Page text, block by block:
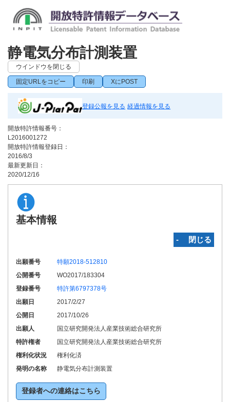
静電気分布計測装置
ウインドウを閉じる
固定URLをコピー 印刷 XにPOST
登録公報を見る 経過情報を見る
開放特許情報番号：
L2016001272
開放特許情報登録日：
2016/8/3
最新更新日：
2020/12/16
基本情報
‐ 閉じる
出願番号
特願2018-512810
公開番号
WO2017/183304
登録番号
特許第6797378号
出願日
2017/2/27
公開日
2017/10/26
出願人
国立研究開発法人産業技術総合研究所
特許権者
国立研究開発法人産業技術総合研究所
権利化状況
権利化済
発明の名称
静電気分布計測装置
登録者への連絡はこちら